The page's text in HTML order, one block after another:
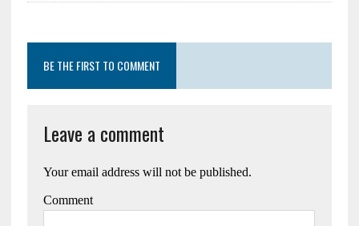
BE THE FIRST TO COMMENT
Leave a comment
Your email address will not be published.
Comment